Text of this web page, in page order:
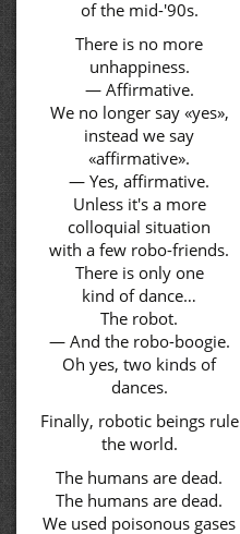
of the mid-'90s.
There is no more
unhappiness.
— Affirmative.
We no longer say «yes»,
instead we say
«affirmative».
— Yes, affirmative.
Unless it's a more
colloquial situation
with a few robo-friends.
There is only one
kind of dance…
The robot.
— And the robo-boogie.
Oh yes, two kinds of
dances.
Finally, robotic beings rule
the world.
The humans are dead.
The humans are dead.
We used poisonous gases